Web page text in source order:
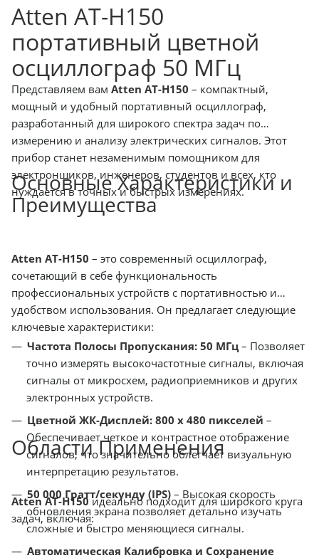
Atten AT-H150
портативный цветной
осциллограф 50 МГц
Представляем вам Atten AT-H150 – компактный,
мощный и удобный портативный осциллограф,
разработанный для широкого спектра задач по
измерению и анализу электрических сигналов. Этот
прибор станет незаменимым помощником для
электронщиков, инженеров, студентов и всех, кто
нуждается в точных и быстрых измерениях.
Основные Характеристики и
Преимущества
Atten AT-H150 – это современный осциллограф,
сочетающий в себе функциональность
профессиональных устройств с портативностью и
удобством использования. Он предлагает следующие
ключевые характеристики:
Частота Полосы Пропускания: 50 МГц – Позволяет
точно измерять высокочастотные сигналы, включая
сигналы от микросхем, радиоприемников и других
электронных устройств.
Цветной ЖК-Дисплей: 800 x 480 пикселей –
Обеспечивает четкое и контрастное отображение
сигналов, что значительно облегчает визуальную
интерпретацию результатов.
50 000 Гратт/секунду (IPS) – Высокая скорость
обновления экрана позволяет детально изучать
сложные и быстро меняющиеся сигналы.
Автоматическая Калибровка и Сохранение
Области Применения
Atten AT-H150 идеально подходит для широкого круга
задач, включая: